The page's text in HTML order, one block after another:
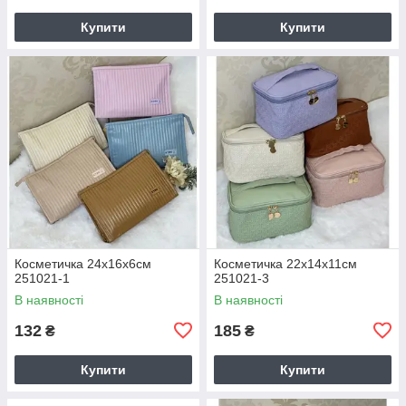
Купити Купити
Косметичка 24х16х6см
251021-1
В наявності
132 ₴
Купити
Косметичка 22х14х11см
251021-3
В наявності
185 ₴
Купити